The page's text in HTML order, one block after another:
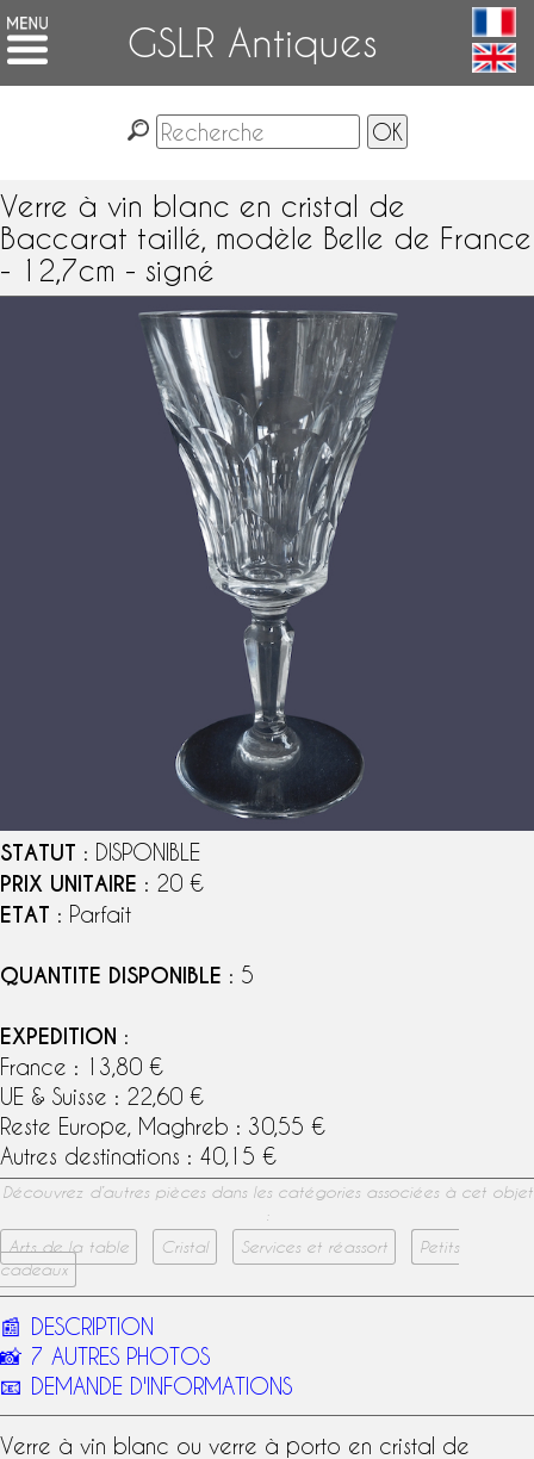
GSLR Antiques
Verre à vin blanc en cristal de
Baccarat taillé, modèle Belle de France
- 12,7cm - signé
STATUT : DISPONIBLE
PRIX UNITAIRE : 20 €
ETAT : Parfait
QUANTITE DISPONIBLE : 5
EXPEDITION :
France : 13,80 €
UE & Suisse : 22,60 €
Reste Europe, Maghreb : 30,55 €
Autres destinations : 40,15 €
Découvrez d’autres pièces dans les catégories associées à cet objet
:
Arts de la table
Cristal Services et réassort
Petits
cadeaux
📰 DESCRIPTION
📸 7 AUTRES PHOTOS
📧 DEMANDE D'INFORMATIONS
Verre à vin blanc ou verre à porto en cristal de